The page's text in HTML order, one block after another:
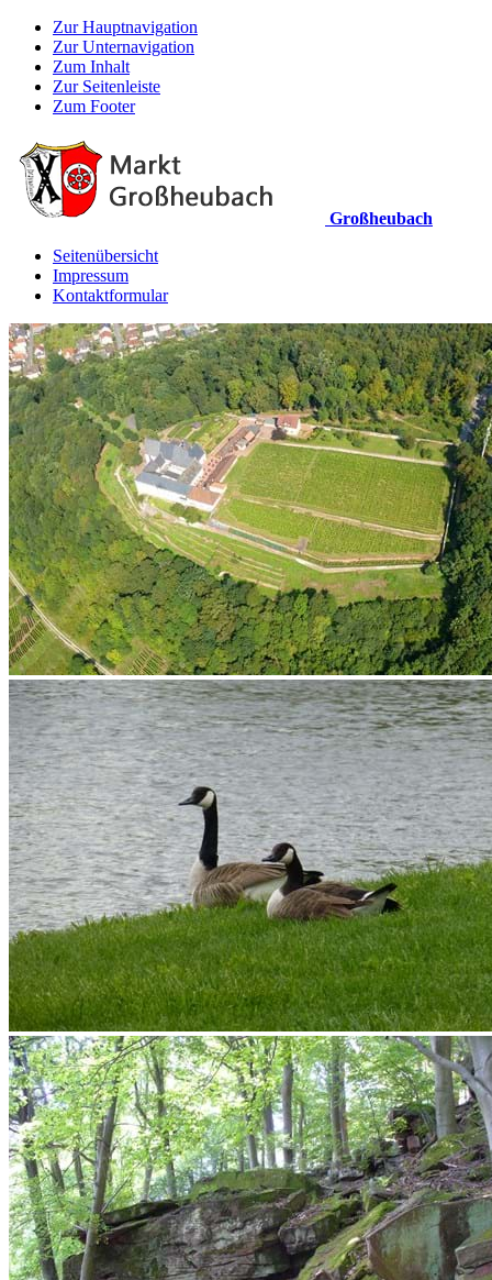
Zur Hauptnavigation
Zur Unternavigation
Zum Inhalt
Zur Seitenleiste
Zum Footer
Großheubach
Seitenübersicht
Impressum
Kontaktformular